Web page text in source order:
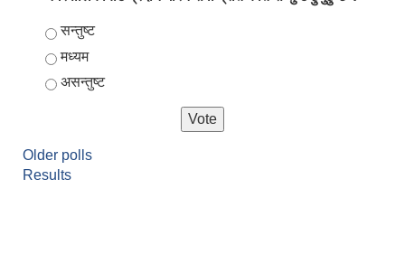
Choices
सन्तुष्ट
मध्यम
असन्तुष्ट
Older polls
Results